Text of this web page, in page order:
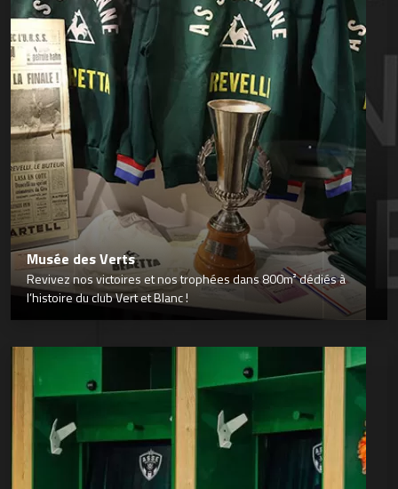
Musée des Verts
Revivez nos victoires et nos trophées dans 800m² dédiés à
l’histoire du club Vert et Blanc !